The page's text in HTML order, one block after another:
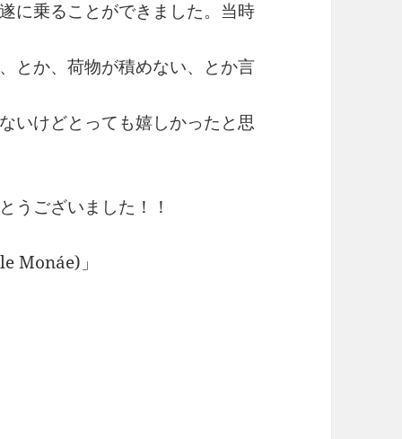
に乗ることができました。当時
とか、荷物が積めない、とか言
いけどとっても嬉しかったと思
うございました！！
Monáe)」